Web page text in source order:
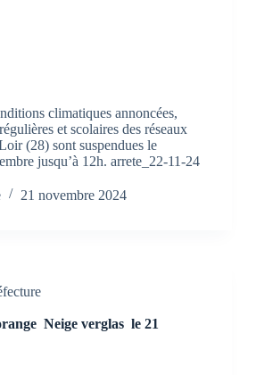
climatiques annoncées,
et scolaires des réseaux
(28) sont suspendues le
jusqu’à 12h. arrete_22-11-24
21 novembre 2024
Neige verglas le 21